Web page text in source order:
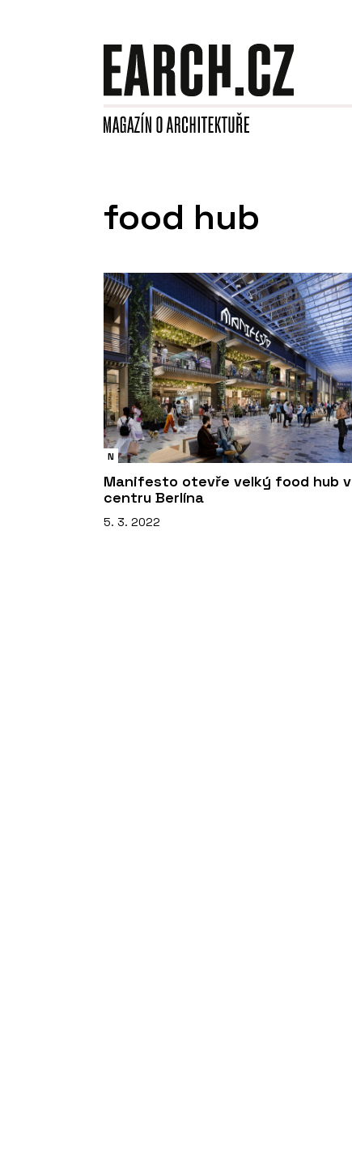
food hub
N
Manifesto otevře velký food hub v
centru Berlína
5. 3. 2022